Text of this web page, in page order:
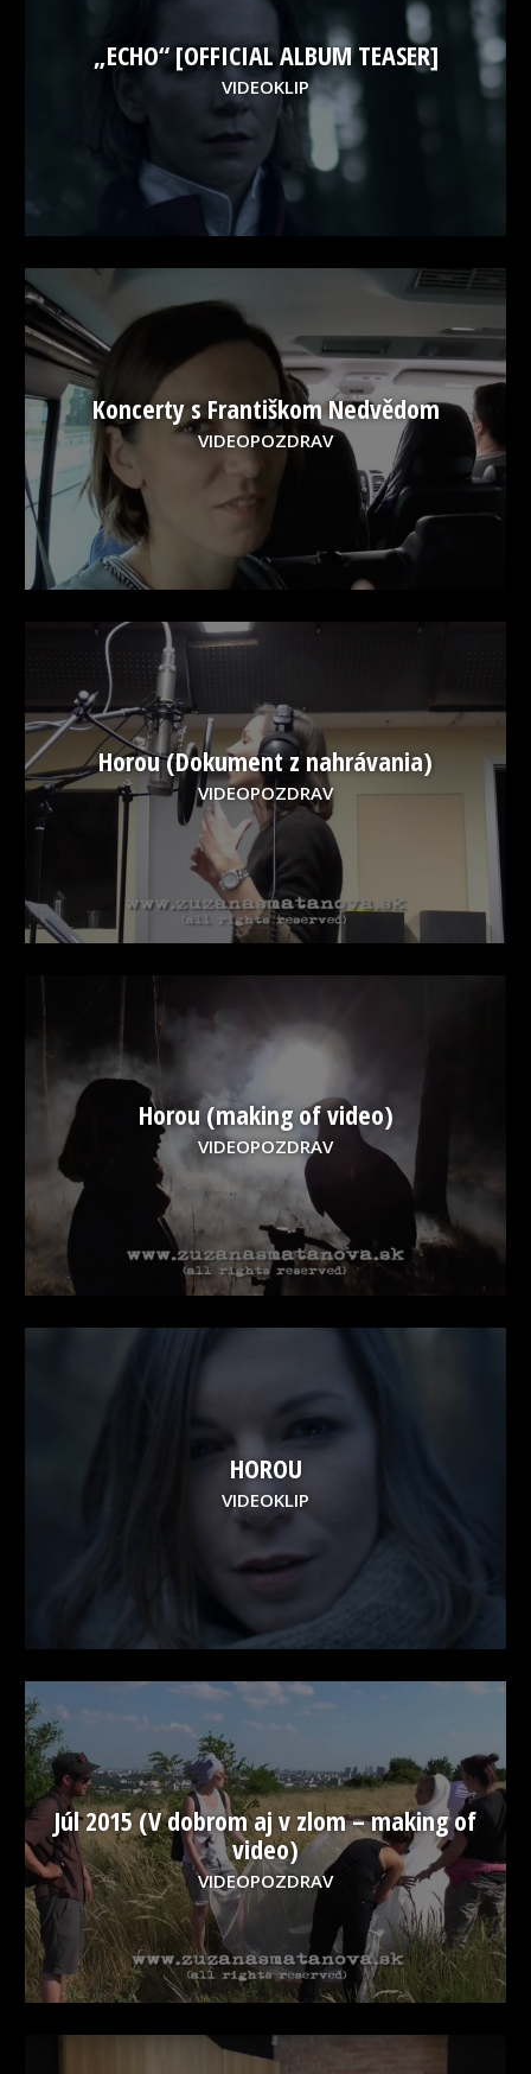
„ECHO“ [OFFICIAL ALBUM TEASER]
VIDEOKLIP
Koncerty s Františkom Nedvědom
VIDEOPOZDRAV
Horou (Dokument z nahrávania)
VIDEOPOZDRAV
Horou (making of video)
VIDEOPOZDRAV
HOROU
VIDEOKLIP
Júl 2015 (V dobrom aj v zlom – making of
video)
VIDEOPOZDRAV